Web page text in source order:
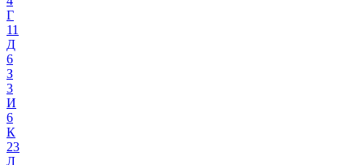
Г
11
Д
6
З
3
И
6
К
23
Л